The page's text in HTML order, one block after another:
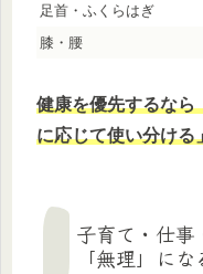
足首・ふくらはぎ
膝・腰
健康を優先するなら
に応じて使い分ける
子育て・仕
「無理」に